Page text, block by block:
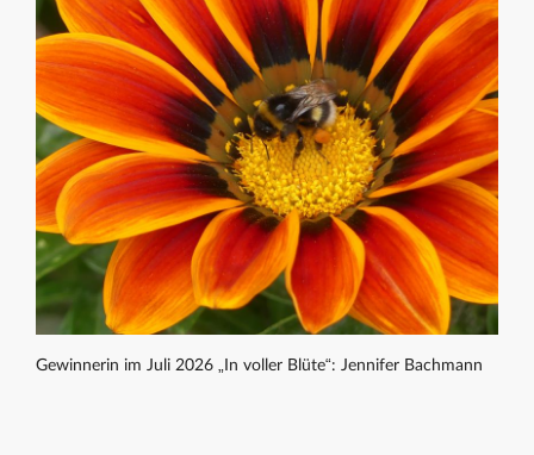
Gewinnerin im Juli 2026 „In voller Blüte“: Jennifer Bachmann